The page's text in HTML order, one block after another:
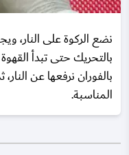
نضع الركوة على النار،
بالتحريك حتى تبدأ
بالفوران نرفعها عن
المناسبة.